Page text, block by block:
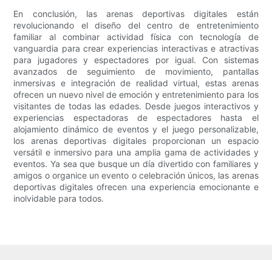
En conclusión, las arenas deportivas digitales están
revolucionando el diseño del centro de entretenimiento
familiar al combinar actividad física con tecnología de
vanguardia para crear experiencias interactivas e atractivas
para jugadores y espectadores por igual. Con sistemas
avanzados de seguimiento de movimiento, pantallas
inmersivas e integración de realidad virtual, estas arenas
ofrecen un nuevo nivel de emoción y entretenimiento para los
visitantes de todas las edades. Desde juegos interactivos y
experiencias espectadoras de espectadores hasta el
alojamiento dinámico de eventos y el juego personalizable,
los arenas deportivas digitales proporcionan un espacio
versátil e inmersivo para una amplia gama de actividades y
eventos. Ya sea que busque un día divertido con familiares y
amigos o organice un evento o celebración únicos, las arenas
deportivas digitales ofrecen una experiencia emocionante e
inolvidable para todos.